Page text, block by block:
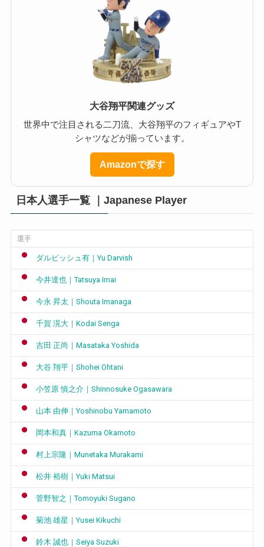
大谷翔平関連グッズ
世界中で注目される二刀流、大谷翔平のフィギュアやT
シャツなどが揃っています。
Amazonで探す
日本人選手一覧 ｜Japanese Player
選手
ダルビッシュ有｜Yu Darvish
今井達也｜Tatsuya Imai
今永 昇太｜Shouta Imanaga
千賀 滉大｜Kodai Senga
吉田 正尚｜Masataka Yoshida
大谷 翔平｜Shohei Ohtani
小笠原 慎之介｜Shinnosuke Ogasawara
山本 由伸｜Yoshinobu Yamamoto
岡本和真｜Kazuma Okamoto
村上宗隆｜Munetaka Murakami
松井 裕樹｜Yuki Matsui
菅野智之｜Tomoyuki Sugano
菊池 雄星｜Yusei Kikuchi
鈴木 誠也｜Seiya Suzuki